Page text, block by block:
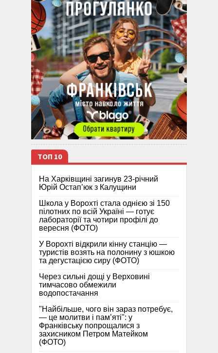
ТОП 10
На Харківщині загинув 23-річний
Юрій Остап’юк з Калущини
Школа у Ворохті стала однією зі 150
пілотних по всій Україні — готує
лабораторії та чотири профілі до
вересня (ФОТО)
У Ворохті відкрили кінну станцію —
туристів возять на полонину з юшкою
та дегустацією сиру (ФОТО)
Через сильні дощі у Верховині
тимчасово обмежили
водопостачання
"Найбільше, чого він зараз потребує,
— це молитви і пам’яті": у
Франківську попрощалися з
захисником Петром Матейком
(ФОТО)